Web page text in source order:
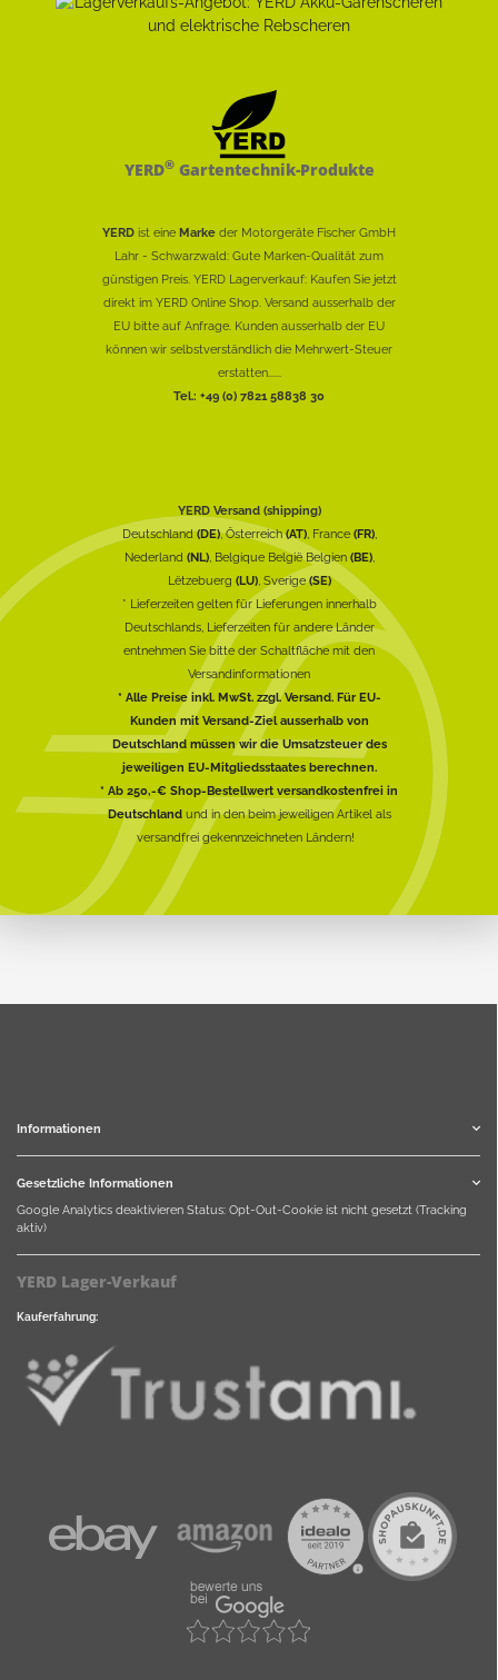
YERD®Gartentechnik-Produkte
YERD ist eine Marke der Motorgeräte Fischer GmbH
Lahr - Schwarzwald: Gute Marken-Qualität zum
günstigen Preis. YERD Lagerverkauf: Kaufen Sie jetzt
direkt im YERD Online Shop. Versand ausserhalb der
EU bitte auf Anfrage. Kunden ausserhalb der EU
können wir selbstverständlich die Mehrwert-Steuer
erstatten......
Tel.: +49 (0) 7821 58838 30
YERD Versand (shipping)
Deutschland(DE), Österreich(AT), France (FR),
Nederland (NL), Belgique België Belgien (BE),
Lëtzebuerg (LU), Sverige(SE)
* Lieferzeiten gelten für Lieferungen innerhalb
Deutschlands, Lieferzeiten für andere Länder
entnehmen Sie bitte der Schaltfläche mit den
Versandinformationen
* Alle Preise inkl. MwSt. zzgl. Versand. Für EU-
Kunden mit Versand-Ziel ausserhalb von
Deutschland müssen wir die Umsatzsteuer des
jeweiligen EU-Mitgliedsstaates berechnen.
* Ab 250,-€ Shop-Bestellwert versandkostenfrei in
Deutschlandund in den beim jeweiligen Artikel als
versandfrei gekennzeichneten Ländern!
Informationen
Gesetzliche Informationen
Google Analytics deaktivieren Status: Opt-Out-Cookie ist nicht gesetzt (Tracking
aktiv)
YERD Lager-Verkauf
Kauferfahrung: